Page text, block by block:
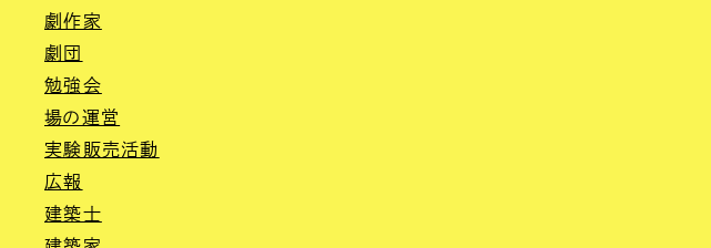
劇作家
劇団
勉強会
場の運営
実験販売活動
広報
建築士